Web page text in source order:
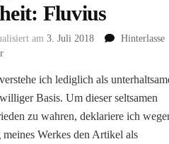
Fluvius
am 3. Juli 2018
Hinterlasse
zu
Notenblätter
der
Freiheit:
ich lediglich als
Basis. Um dieser seltsamen
zu wahren, deklariere ich
Werkes den Artikel als